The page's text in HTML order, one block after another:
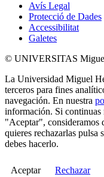
Avís Legal
Protecció de Dades
Accessibilitat
Galetes
© UNIVERSITAS
La Universidad Miguel
terceros para fines
navegación. En nuestra
información. Si continuas
"Aceptar", consideramos
quieres rechazarlas
debes hacerlo.
Aceptar Rechazar